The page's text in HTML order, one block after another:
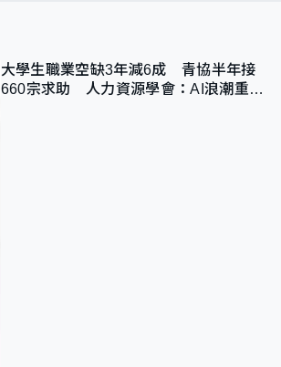
大學生職業空缺3年減6成 青協半年接
660宗求助 人力資源學會：AI浪潮重整